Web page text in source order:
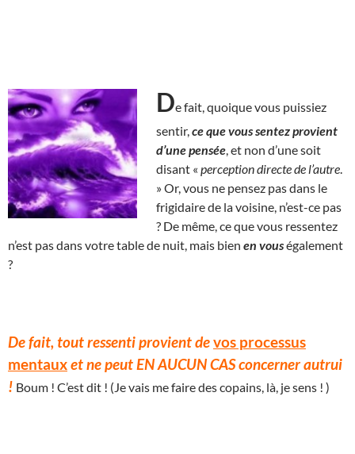
De fait, quoique vous puissiez
sentir, ce que vous sentez provient
d’une pensée , et non d’une soit
disant « perception directe de l’autre
» Or, vous ne pensez pas dans le
frigidaire de la voisine, n’est-ce pas
? De même, ce que vous ressentez
n’est pas dans votre table de nuit, mais bien en vouségalement
?
De fait, tout ressenti provient devos processus
mentauxet ne peut EN AUCUN CAS concerner autrui
! Boum ! C’est dit ! (Je vais me faire des copains, là, je sens ! )